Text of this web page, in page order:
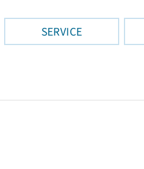
SERVICE